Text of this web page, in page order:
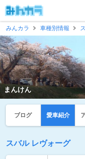
みんカラ
車種別情報
まんけん
ブログ 愛車紹介
スバル レヴォーグ